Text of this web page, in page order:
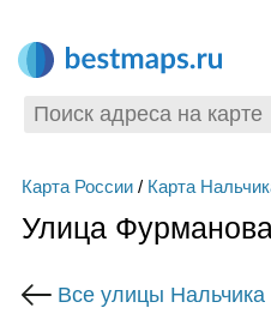
Карта России/ Карта
Улица
Все улицы Нальчика